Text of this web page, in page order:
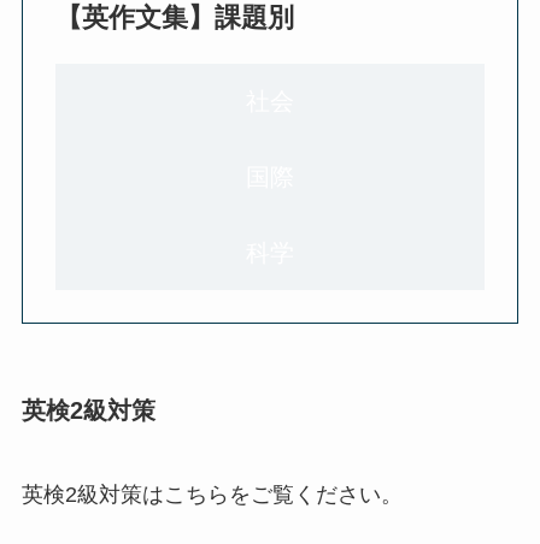
【英作文集】課題別
英検2級対策
英検2級対策はこちらをご覧ください。